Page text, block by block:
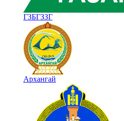
ГЗБГЗЗГ
Архангай